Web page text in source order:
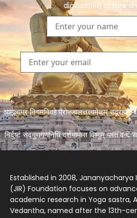
digitization of rare
आमूलाग्रं निगमनिवहे प्रोज्ज्वलत्तत्त्वमेकम्
निर्दुष्टं सद्गुणगणनिधिं दर्शयामास विष्णुम् यस्तं
Established in 2008, Jananyacharya
(JIR) Foundation focuses on
academic research in Yoga sastra,
Vedantha, named after the 13th-